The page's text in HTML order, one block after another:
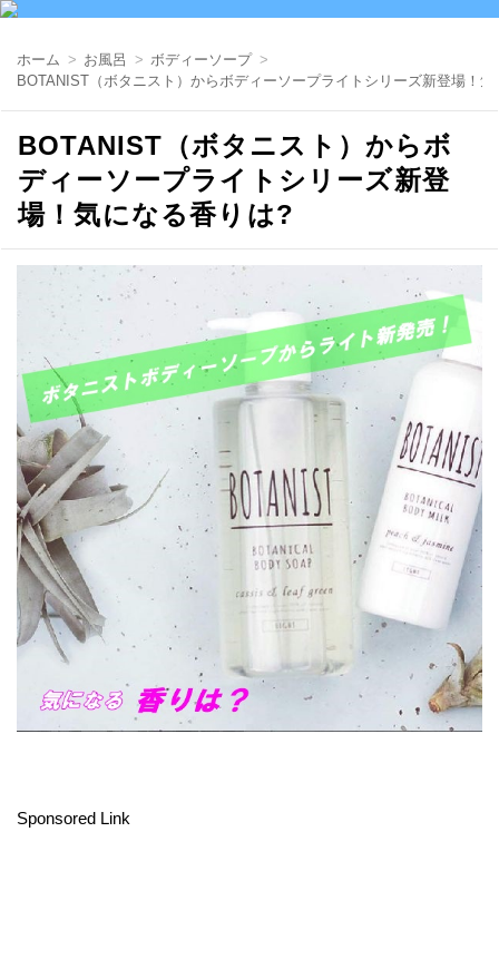
ホーム お風呂
ボディーソープ
BOTANIST（ボタニスト）からボディーソープライトシリーズ新登場！
BOTANIST（ボタニスト）からボ
ディーソープライトシリーズ新登
場！気になる香りは?
Sponsored Link